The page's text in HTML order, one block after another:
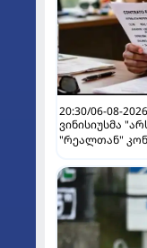
20:30/06-08-2026
ვინისიუსმა
"რეალთან"